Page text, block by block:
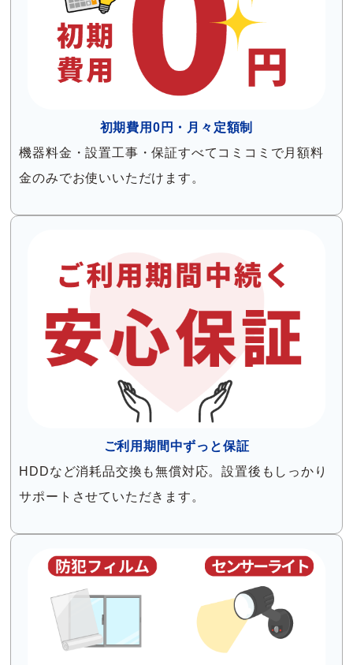
初期費用0円・月々定額制
機器料金・設置工事・保証すべてコミコミで月額料
金のみでお使いいただけます。
ご利用期間中ずっと保証
HDDなど消耗品交換も無償対応。設置後もしっかり
サポートさせていただきます。